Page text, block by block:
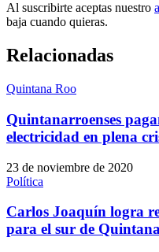
Al suscribirte aceptas nuestro
baja cuando quieras.
Relacionadas
Quintana Roo
Quintanarroenses
electricidad en plena
23 de noviembre de 2020
Política
Carlos Joaquín logra
para el sur de